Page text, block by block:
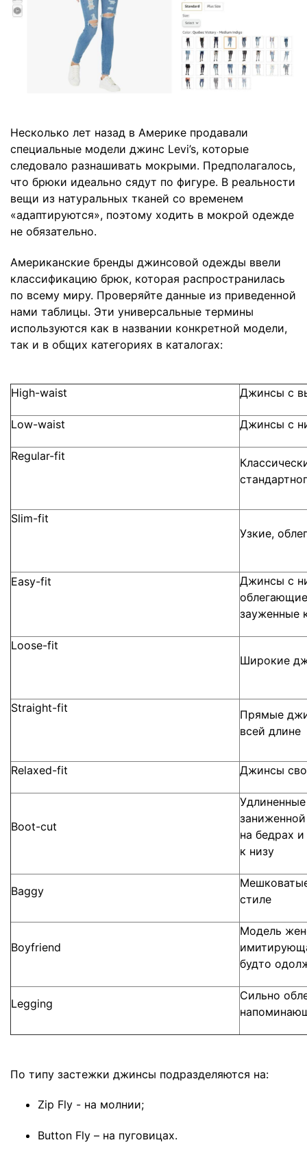
Несколько лет назад в Америке продавали
специальные модели джинс Levi’s, которые
следовало разнашивать мокрыми. Предполагалось,
что брюки идеально сядут по фигуре. В реальности
вещи из натуральных тканей со временем
«адаптируются», поэтому ходить в мокрой одежде
не обязательно.
Американские бренды джинсовой одежды ввели
классификацию брюк, которая распространилась
по всему миру. Проверяйте данные из приведенной
нами таблицы. Эти универсальные термины
используются как в названии конкретной модели,
так и в общих категориях в каталогах:
High-waist Джинсы с
Low-waist Джинсы с
Regular-fit
Slim-fit
Узкие,
Easy-fit
Джинсы с
зауженные
Loose-fit
Широкие
Straight-fit
Прямые
всей длине
Relaxed-fit Джинсы
Boot-cut
на бедрах
к низу
Baggy
стиле
Boyfriend
Модель
будто
Legging
Сильно
По типу застежки джинсы подразделяются на:
Zip Fly - на молнии;
Button Fly – на пуговицах.